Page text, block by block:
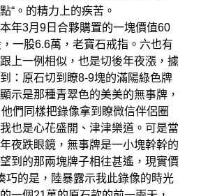
“。的精力上的疾苦。
3月9日合夥購置的一塊價值60
一股6.6萬，老寶石戒指。六也有
上一例相似，也是切後年夜漲，據
：原石切到瞭8-9塊的滿陽綠色牌
示是那種青翠色的美美的無事牌，
們同樣把錄像拿到瞭微信伴侶圈
也是心花盛開、津津樂道。可是當
夜跌眼鏡，無事牌是一小塊幹幹的
到的那兩塊牌子相往甚遙，現實價
巧的是，陸暴露示我此錄像的時光